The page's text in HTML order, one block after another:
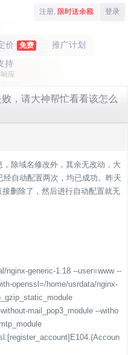
注册, 限时送余额 登录
价 免费 推广计划
持
应
，请大神帮忙看看该怎么
除域名修改外，其余无改动，大
自动配置两次，均已成功。昨天
删除了，然后进行自动配置就无
nginx-generic-1.18 --user=www --
openssl=/home/usrdata/nginx-
mail_pop3_module --witho